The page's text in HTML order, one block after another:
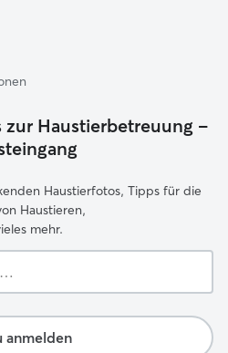
Haustierbetreuung –
Haustierfotos, Tipps für die
Haustieren,
mehr.
anmelden